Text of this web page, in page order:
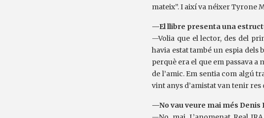
mateix”. I així va néixer Tyrone
—El llibre presenta una
—Volia que el lector, des del
havia estat també un espia
perquè era el que em passava
de l’amic. Em sentia com algú
vint anys d’amistat van tenir res
—No vau veure mai més